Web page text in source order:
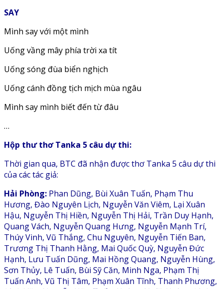
SAY
Mình say với một mình
Uống vầng mây phía trời xa tít
Uống sóng đùa biển nghịch
Uống cánh đồng tịch mịch mùa ngâu
Mình say mình biết đến từ đâu
…
Hộp thư thơ Tanka 5 câu dự thi:
Thời gian qua, BTC đã nhận được thơ Tanka 5 câu dự thi
của các tác giả:
Hải Phòng: Phan Dũng, Bùi Xuân Tuấn, Phạm Thu
Hương, Đào Nguyên Lịch, Nguyễn Văn Viêm, Lại Xuân
Hậu, Nguyễn Thị Hiền, Nguyễn Thị Hải, Trần Duy Hạnh,
Quang Vách, Nguyễn Quang Hưng, Nguyễn Mạnh Trí,
Thúy Vinh, Vũ Thắng, Chu Nguyên, Nguyễn Tiến Ban,
Trương Thị Thanh Hằng, Mai Quốc Quỳ, Nguyễn Đức
Hạnh, Lưu Tuấn Dũng, Mai Hồng Quang, Nguyễn Hùng,
Sơn Thủy, Lê Tuấn, Bùi Sỹ Căn, Minh Nga, Phạm Thị
Tuấn Anh, Vũ Thị Tâm, Phạm Xuân Tĩnh, Thanh Phương,